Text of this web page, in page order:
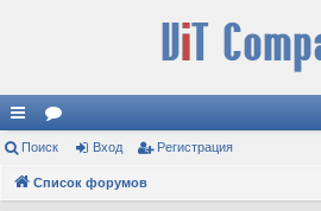
с
ы
ор
ум
Поиск Вход Регистрация
Список форумов